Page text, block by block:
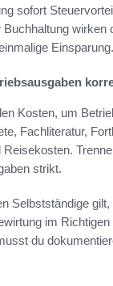
sofort
Buchhaltung wirken
Einsparung.
Kosten, um
Fachliteratur,
Reisekosten.
strikt.
Selbstständige
im
du